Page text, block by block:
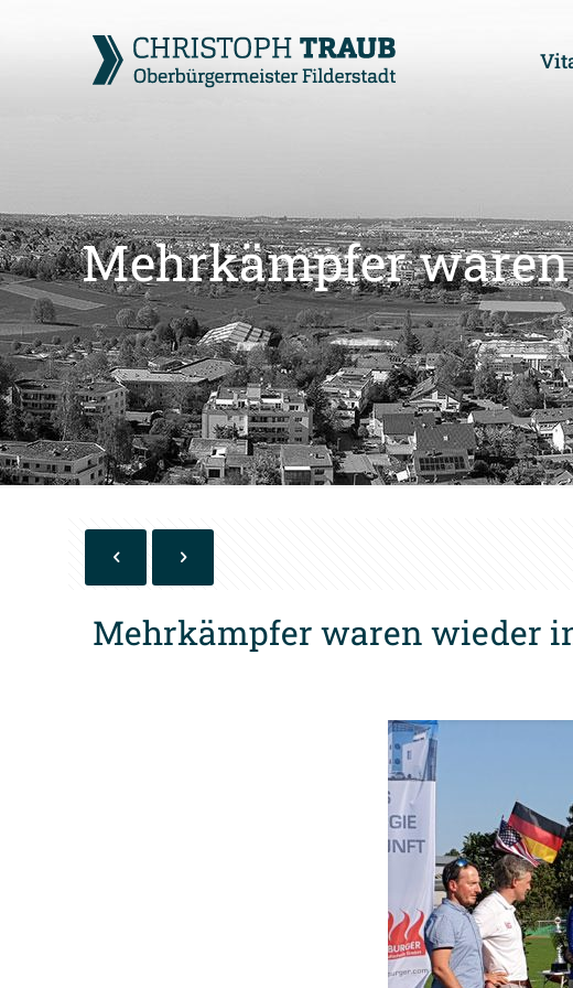
Mehrkämpfer
Mehrkämpfer waren wieder